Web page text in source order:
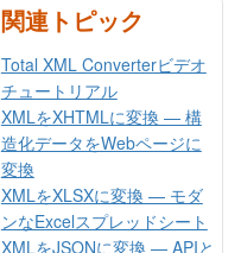
関連トピック
Total XML Converterビデオ
チュートリアル
XMLをXHTMLに変換 — 構
造化データをWebページに
変換
XMLをXLSXに変換 — モダ
ンなExcelスプレッドシート
XMLをJSONに変換 — APIと